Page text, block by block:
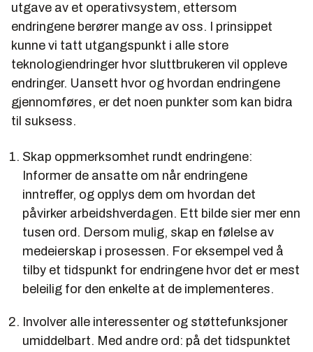
utgave av et operativsystem, ettersom
endringene berører mange av oss. I prinsippet
kunne vi tatt utgangspunkt i alle store
teknologiendringer hvor sluttbrukeren vil oppleve
endringer. Uansett hvor og hvordan endringene
gjennomføres, er det noen punkter som kan bidra
til suksess.
Skap oppmerksomhet rundt endringene:
Informer de ansatte om når endringene
inntreffer, og opplys dem om hvordan det
påvirker arbeidshverdagen. Ett bilde sier mer enn
tusen ord. Dersom mulig, skap en følelse av
medeierskap i prosessen. For eksempel ved å
tilby et tidspunkt for endringene hvor det er mest
beleilig for den enkelte at de implementeres.
Involver alle interessenter og støttefunksjoner
umiddelbart. Med andre ord: på det tidspunktet